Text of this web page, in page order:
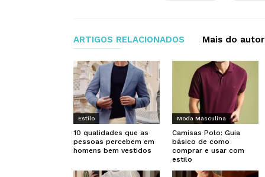
ARTIGOS RELACIONADOS Mais do autor
Estilo
10 qualidades que as
pessoas percebem em
homens bem vestidos
Moda Masculina
Camisas Polo: Guia
básico de como
comprar e usar com
estilo